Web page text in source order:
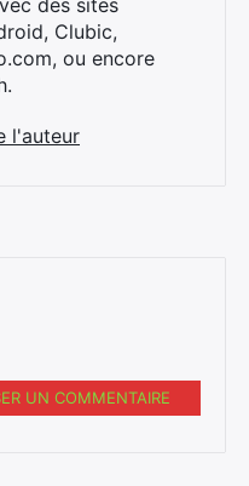
des sites
Clubic,
ou encore
l'auteur
UN COMMENTAIRE